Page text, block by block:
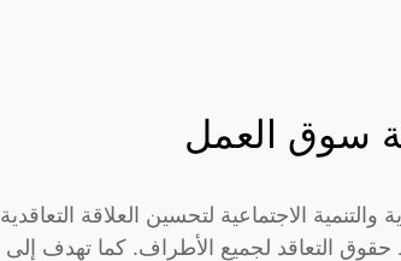
سوق العمل
الاجتماعية لتحسين العلاقة التعاقدية
التعاقد لجميع الأطراف. كما تهدف إلى